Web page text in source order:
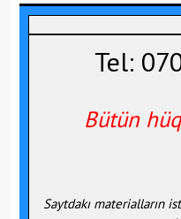
Tel:
Bütün
Saytdakı materialların